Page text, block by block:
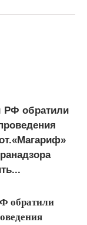
РФ обратили
обратили